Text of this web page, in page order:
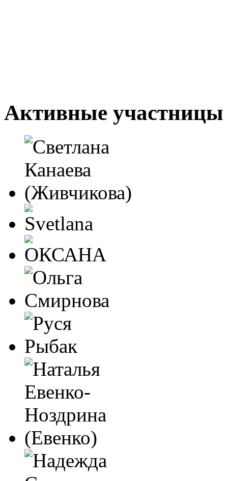
Активные участницы